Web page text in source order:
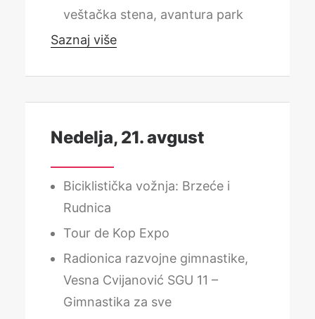
veštačka stena, avantura park
Saznaj više
Nedelja, 21. avgust
Biciklistička vožnja: Brzeće i
Rudnica
Tour de Kop Expo
Radionica razvojne gimnastike,
Vesna Cvijanović SGU 11 –
Gimnastika za sve